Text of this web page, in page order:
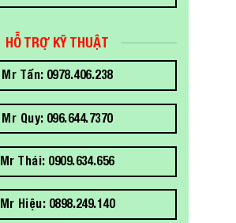
HỖ TRỢ KỸ THUẬT
Mr Tấn: 0978.406.238
Mr Quy: 096.644.7370
Mr Thái: 0909.634.656
Mr Hiệu: 0898.249.140